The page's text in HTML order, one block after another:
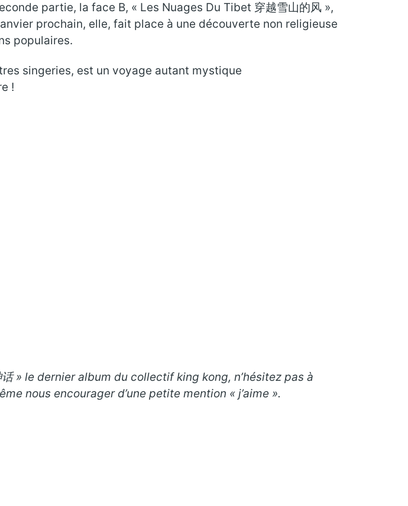
partie, la face B, « Les Nuages Du Tibet 穿越雪山的风 »,
prochain, elle, fait place à une découverte non religieuse
populaires.
singeries, est un voyage autant mystique
!
» le dernier album du collectif king kong, n’hésitez pas à
nous encourager d’une petite mention « j’aime ».